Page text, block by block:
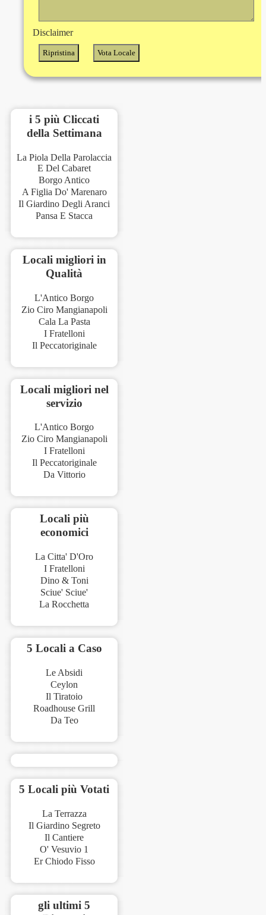
Disclaimer
i 5 più Cliccati
della Settimana
La Piola Della Parolaccia
E Del Cabaret
Borgo Antico
A Figlia Do' Marenaro
Il Giardino Degli Aranci
Pansa E Stacca
Locali migliori in
Qualità
L'Antico Borgo
Zio Ciro Mangianapoli
Cala La Pasta
I Fratelloni
Il Peccatoriginale
Locali migliori nel
servizio
L'Antico Borgo
Zio Ciro Mangianapoli
I Fratelloni
Il Peccatoriginale
Da Vittorio
Locali più
economici
La Citta' D'Oro
I Fratelloni
Dino & Toni
Sciue' Sciue'
La Rocchetta
5 Locali a Caso
Le Absidi
Ceylon
Il Tiratoio
Roadhouse Grill
Da Teo
5 Locali più Votati
La Terrazza
Il Giardino Segreto
Il Cantiere
O' Vesuvio 1
Er Chiodo Fisso
gli ultimi 5